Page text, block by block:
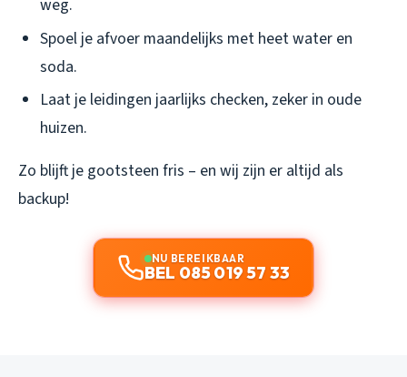
weg.
Spoel je afvoer maandelijks met heet water en
soda.
Laat je leidingen jaarlijks checken, zeker in oude
huizen.
Zo blijft je gootsteen fris – en wij zijn er altijd als
backup!
NU BEREIKBAAR
BEL 085 019 57 33